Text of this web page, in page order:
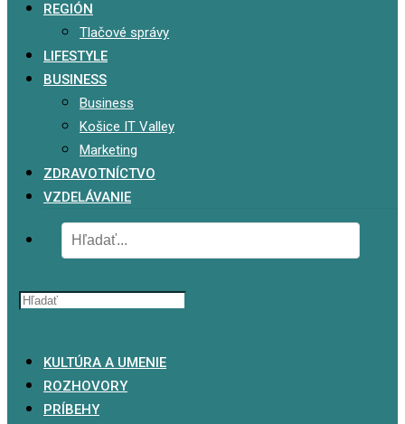
REGIÓN
Tlačové správy
LIFESTYLE
BUSINESS
Business
Košice IT Valley
Marketing
ZDRAVOTNÍCTVO
VZDELÁVANIE
KULTÚRA A UMENIE
ROZHOVORY
PRÍBEHY